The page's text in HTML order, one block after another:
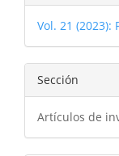
del
artículo
Vol. 21
Sección
Artículos de